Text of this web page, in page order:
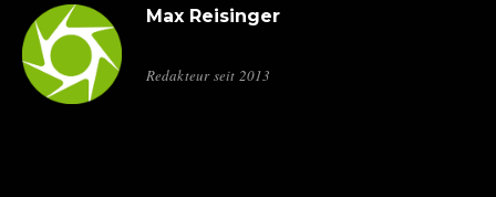
Max Reisinger
Redakteur seit 2013